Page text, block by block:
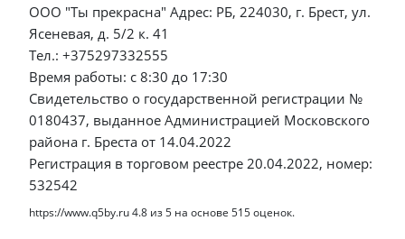
ООО "Ты прекрасна" Адрес: РБ, 224030, г. Брест, ул.
Ясеневая, д. 5/2 к. 41
Тел.: +375297332555
Время работы: с 8:30 до 17:30
Свидетельство о государственной регистрации №
0180437, выданное Администрацией Московского
района г. Бреста от 14.04.2022
Регистрация в торговом реестре 20.04.2022, номер:
532542
https://www.q5by.ru4.8 из5 на основе 515оценок.